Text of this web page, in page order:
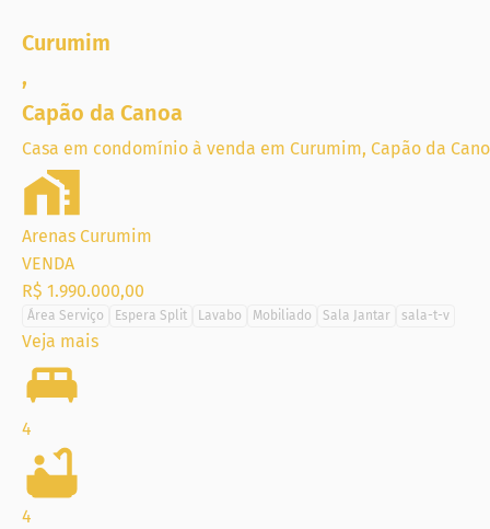
Curumim
,
Capão da Canoa
Casa em condomínio à venda em Curumim, Capão da
Arenas Curumim
VENDA
R$ 1.990.000,00
Área Serviço Espera Split Lavabo Mobiliado Sala Jantar sala-t-v
Veja mais
4
4